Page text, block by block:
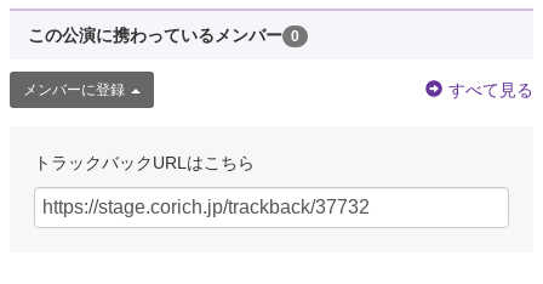
この公演に携わっているメンバー 0
メンバーに登録 すべて見る
トラックバックURLはこちら